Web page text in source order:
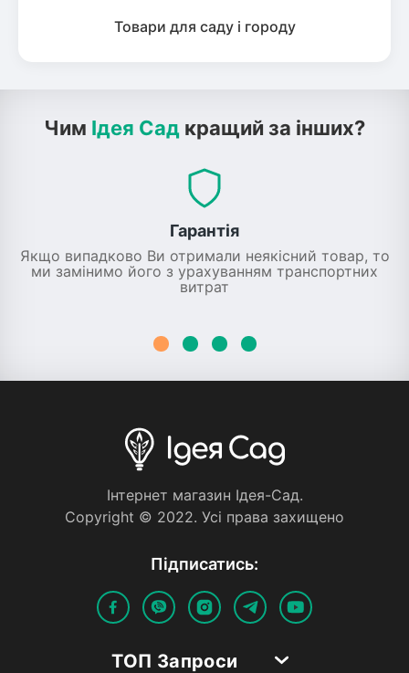
Товари для саду і городу
Чим Ідея Сад кращий за інших?
Гарантія
Якщо випадково Ви отримали неякісний товар, то
ми замінимо його з урахуванням транспортних
витрат
Iнтернет магазин Iдея-Сад.
Copyright © 2022. Усi права захищено
Пiдписатись:
ТОП Запроси